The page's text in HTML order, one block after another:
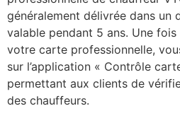
généralement délivrée dans un
valable pendant 5 ans. Une
votre carte professionnelle,
sur l’application « Contrôle
permettant aux clients de
des chauffeurs.